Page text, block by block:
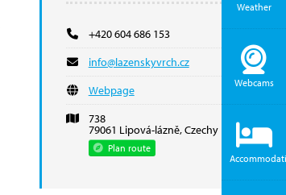
+420 604 686 153
info@lazenskyvrch.cz
Webpage
738
79061 Lipová-lázně, Czechy
Plan route
Weather
Webcams